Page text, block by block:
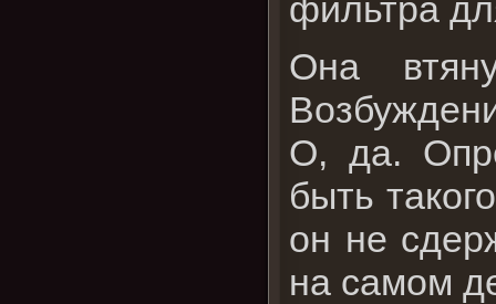
Она
О, да.
быть
он не
на самом